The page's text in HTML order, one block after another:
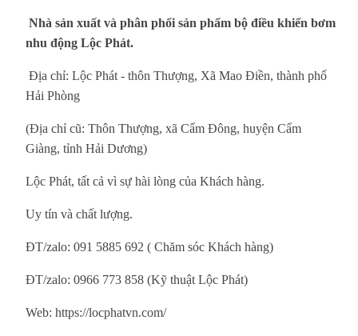
Nhà sản xuất và phân phối sản phẩm bộ điều khiển bơm
nhu động Lộc Phát.
Địa chỉ: Lộc Phát - thôn Thượng, Xã Mao Điền, thành phố
Hải Phòng
(Địa chỉ cũ: Thôn Thượng, xã Cẩm Đông, huyện Cẩm
Giàng, tỉnh Hải Dương)
Lộc Phát, tất cả vì sự hài lòng của Khách hàng.
Uy tín và chất lượng.
ĐT/zalo: 091 5885 692 ( Chăm sóc Khách hàng)
ĐT/zalo: 0966 773 858 (Kỹ thuật Lộc Phát)
Web: https://locphatvn.com/